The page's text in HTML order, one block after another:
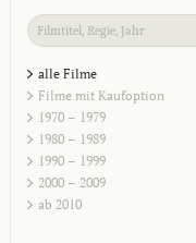
alle Filme
Filme mit Kaufoption
1970 – 1979
1980 – 1989
1990 – 1999
2000 – 2009
ab 2010